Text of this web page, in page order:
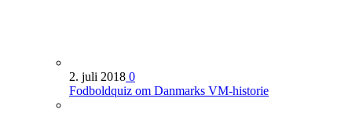
2. juli 2018 0
Fodboldquiz om Danmarks VM-historie